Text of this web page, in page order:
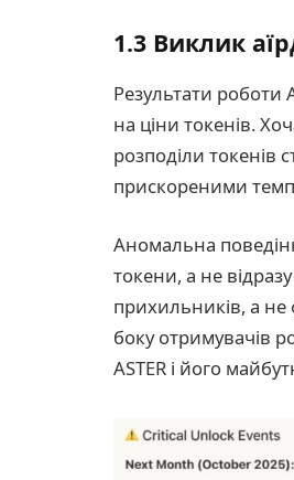
1.3 Виклик
Результати роботи
на ціни токенів.
розподіли токенів
прискореними
Аномальна
токени, а не
прихильників, а не
боку отримувачів
ASTER і його